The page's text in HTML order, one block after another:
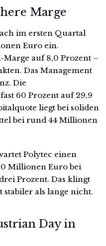
Marge
im ersten Quartal
Euro ein.
Marge auf 8,0 Prozent –
Das Management
Die
60 Prozent auf 29,9
liegt bei soliden
bei rund 44 Millionen
Polytec einen
Millionen Euro bei
Prozent. Das klingt
stabiler als lange nicht.
Day in